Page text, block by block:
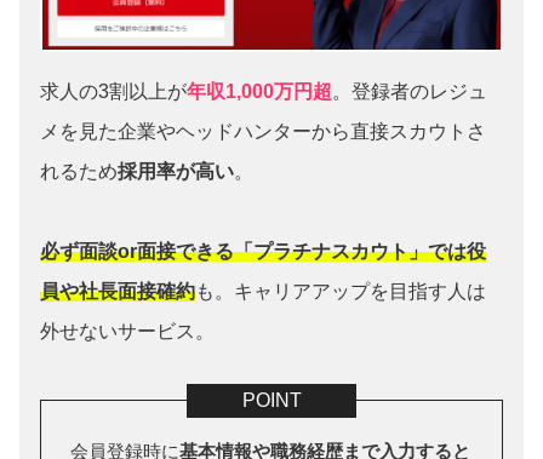
求人の3割以上が年収1,000万円超。登録者のレジュ
メを見た企業やヘッドハンターから直接スカウトさ
れるため採用率が高い。
必ず面談or面接できる「プラチナスカウト」では役
員や社長面接確約も。キャリアアップを目指す人は
外せないサービス。
会員登録時に基本情報や職務経歴まで入力すると